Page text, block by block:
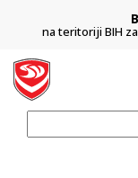
na teritoriji BIH